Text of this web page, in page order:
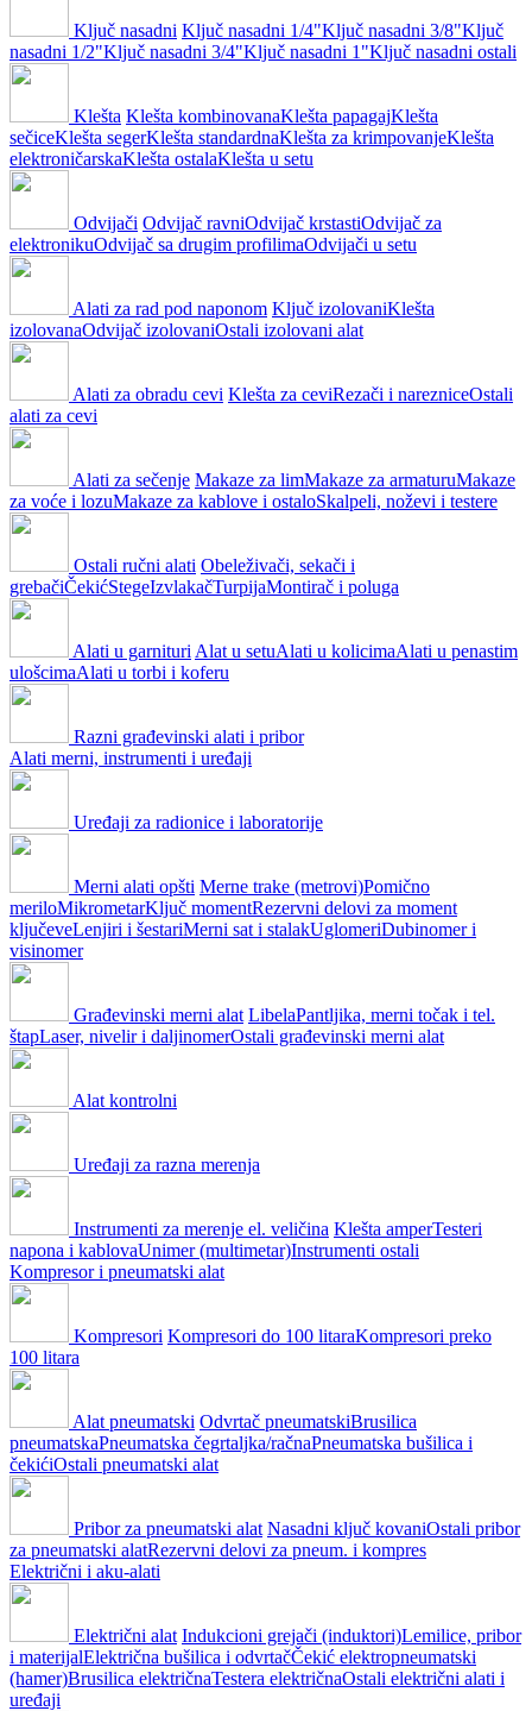
Ključ nasadni Ključ nasadni 1/4"Ključ nasadni 3/8"Ključ
nasadni 1/2"Ključ nasadni 3/4"Ključ nasadni 1"Ključ nasadni ostali
Klešta Klešta kombinovanaKlešta papagajKlešta
sečiceKlešta segerKlešta standardnaKlešta za krimpovanjeKlešta
elektroničarskaKlešta ostalaKlešta u setu
Odvijači Odvijač ravniOdvijač krstastiOdvijač za
elektronikuOdvijač sa drugim profilimaOdvijači u setu
Alati za rad pod naponom Ključ izolovaniKlešta
izolovanaOdvijač izolovaniOstali izolovani alat
Alati za obradu cevi Klešta za ceviRezači i narezniceOstali
alati za cevi
Alati za sečenje Makaze za limMakaze za armaturuMakaze
za voće i lozuMakaze za kablove i ostaloSkalpeli, noževi i testere
Ostali ručni alati Obeleživači, sekači i
grebačiČekićStegeIzvlakačTurpijaMontirač i poluga
Alati u garnituri Alat u setuAlati u kolicimaAlati u penastim
ulošcimaAlati u torbi i koferu
Razni građevinski alati i pribor
Alati merni, instrumenti i uređaji
Uređaji za radionice i laboratorije
Merni alati opšti Merne trake (metrovi)Pomično
meriloMikrometarKljuč momentRezervni delovi za moment
ključeveLenjiri i šestariMerni sat i stalakUglomeriDubinomer i
visinomer
Građevinski merni alat LibelaPantljika, merni točak i tel.
štapLaser, nivelir i daljinomerOstali građevinski merni alat
Alat kontrolni
Uređaji za razna merenja
Instrumenti za merenje el. veličina Klešta amperTesteri
napona i kablovaUnimer (multimetar)Instrumenti ostali
Kompresor i pneumatski alat
Kompresori Kompresori do 100 litaraKompresori preko
100 litara
Alat pneumatski Odvrtač pneumatskiBrusilica
pneumatskaPneumatska čegrtaljka/račnaPneumatska bušilica i
čekićiOstali pneumatski alat
Pribor za pneumatski alat Nasadni ključ kovaniOstali pribor
za pneumatski alatRezervni delovi za pneum. i kompres
Električni i aku-alati
Električni alat Indukcioni grejači (induktori)Lemilice, pribor
i materijalElektrična bušilica i odvrtačČekić elektropneumatski
(hamer)Brusilica električnaTestera električnaOstali električni alati i
uređaji